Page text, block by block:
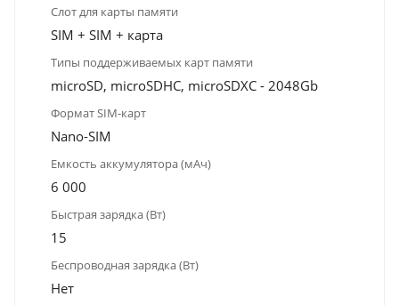
Слот для карты памяти
SIM + SIM + карта
Типы поддерживаемых карт памяти
microSD, microSDHC, microSDXC - 2048Gb
Формат SIM-карт
Nano-SIM
Емкость аккумулятора (мАч)
6 000
Быстрая зарядка (Вт)
15
Беспроводная зарядка (Вт)
Нет